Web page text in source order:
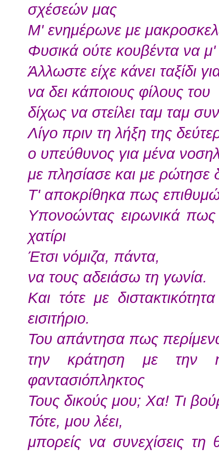
σχέσεών μας
Μ' ενημέρωνε με
Φυσικά ούτε κουβέντα να μ'
Άλλωστε είχε κάνει ταξίδι
να δει κάποιους φίλους του
δίχως να στείλει ταμ ταμ
Λίγο πριν τη λήξη της
ο υπεύθυνος για μένα
με πλησίασε και με ρώτησε
Τ' αποκρίθηκα πως
Υπονοώντας ειρωνικά
χατίρι
Έτσι νόμιζα, πάντα,
να τους αδειάσω τη γωνία.
Και τότε με
εισιτήριο.
Του απάντησα πως
την κράτηση με την
φαντασιόπληκτος
Τους δικούς μου; Χα! Τι
Τότε, μου λέει,
μπορείς να συνεχίσεις τη